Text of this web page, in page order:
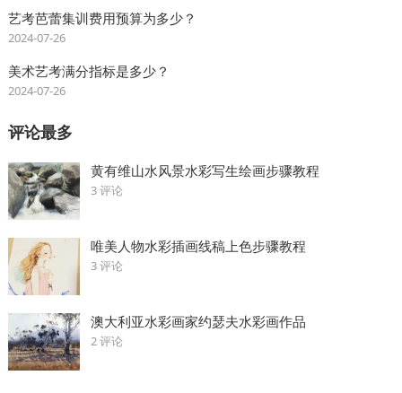
艺考芭蕾集训费用预算为多少？
2024-07-26
美术艺考满分指标是多少？
2024-07-26
评论最多
黄有维山水风景水彩写生绘画步骤教程
3 评论
唯美人物水彩插画线稿上色步骤教程
3 评论
澳大利亚水彩画家约瑟夫水彩画作品
2 评论